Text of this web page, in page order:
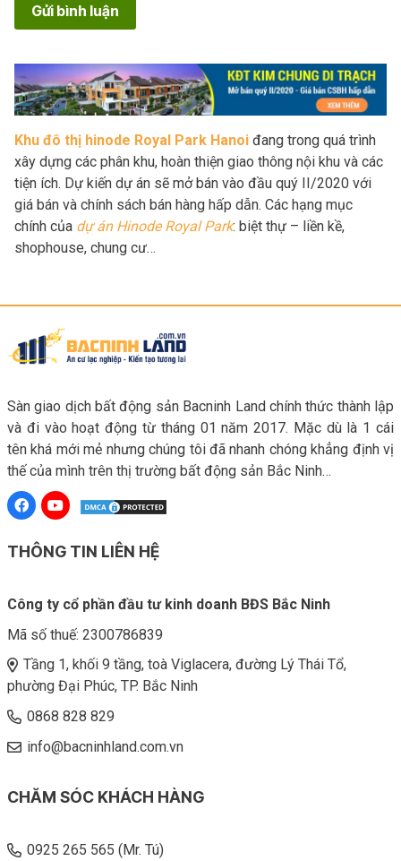
Gửi bình luận
Khu đô thị hinode Royal Park Hanoi đang trong quá trình
xây dựng các phân khu, hoàn thiện giao thông nội khu và các
tiện ích. Dự kiến dự án sẽ mở bán vào đầu quý II/2020 với
giá bán và chính sách bán hàng hấp dẫn. Các hạng mục
chính của dự án Hinode Royal Park: biệt thự – liền kề,
shophouse, chung cư…
Sàn giao dịch bất động sản Bacninh Land chính thức thành lập
và đi vào hoạt động từ tháng 01 năm 2017. Mặc dù là 1 cái
tên khá mới mẻ nhưng chúng tôi đã nhanh chóng khẳng định vị
thế của mình trên thị trường bất động sản Bắc Ninh…
THÔNG TIN LIÊN HỆ
Công ty cổ phần đầu tư kinh doanh BĐS Bắc Ninh
Mã số thuế: 2300786839
Tầng 1, khối 9 tầng, toà Viglacera, đường Lý Thái Tổ,
phường Đại Phúc, TP. Bắc Ninh
0868 828 829
info@bacninhland.com.vn
CHĂM SÓC KHÁCH HÀNG
0925 265 565 (Mr. Tú)